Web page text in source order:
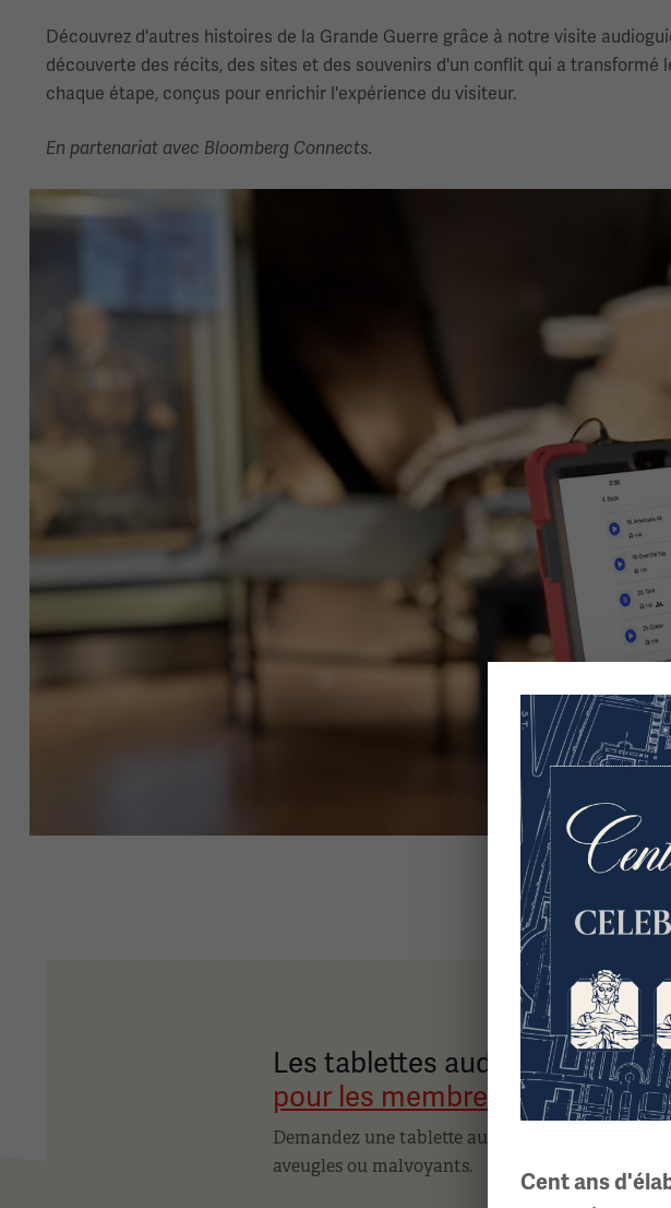
Découvrez d'autres histoires de la Grande Guerre grâce à notre visite
découverte des récits, des sites et des souvenirs d'un conflit qui a
chaque étape, conçus pour enrichir l'expérience du visiteur.
En partenariat avec Bloomberg Connects.
Image(s)
Les tablettes audioguides
pour les membres
Demandez une tablette audioguidée à la
aveugles ou malvoyants.
Cent ans